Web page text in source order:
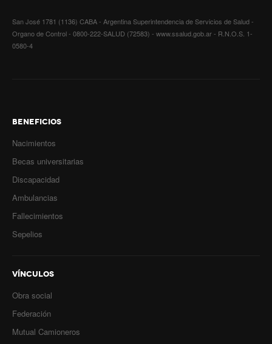
San José 1781 (1136) CABA - Argentina Superintendencia de Servicios de Salud -
Organo de Control - 0800-222-SALUD (72583) - www.ssalud.gob.ar - R.N.O.S. 1-
0580-4
BENEFICIOS
Nacimientos
Becas universitarias
Discapacidad
Ambulancias
Fallecimientos
Sepelios
VÍNCULOS
Obra social
Federación
Mutual Camioneros